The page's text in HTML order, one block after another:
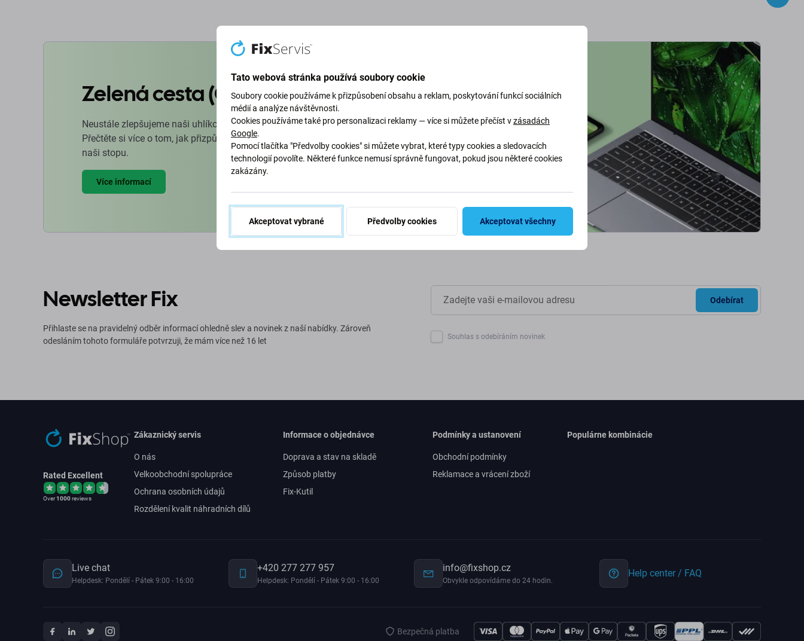
Zelená cesta (Going Green)
Neustále zlepšujeme naši uhlíkovou stopu, abychom chránili naši planetu.
Přečtěte si více o tom, jak přizpůsobujeme naše procesy, abychom snížili
naši stopu.
Více informací
Newsletter Fix
Přihlaste se na pravidelný odběr informací ohledně slev a novinek z naší nabídky. Zároveň
odesláním tohoto formuláře potvrzuji, že mám více než 16 let
Odebírat
Souhlas s odebíráním novinek
Rated Excellent
Over1000reviews
Zákaznický servis
O nás
Velkoobchodní spolupráce
Ochrana osobních údajů
Rozdělení kvalit náhradních dílů
Informace o objednávce
Doprava a stav na skladě
Způsob platby
Fix-Kutil
Podmínky a ustanovení
Obchodní podmínky
Reklamace a vrácení zboží
Populárne kombinácie
Live chat
Helpdesk: Pondělí - Pátek 9:00 - 16:00
+420 277 277 957
Helpdesk: Pondělí - Pátek 9:00 - 16:00
info@fixshop.cz
Obvykle odpovídáme do 24 hodin.
Help center / FAQ
Bezpečná platba
Tato webová stránka používá soubory cookie
Soubory cookie používáme k přizpůsobení obsahu a reklam, poskytování funkcí sociálních
médií a analýze návštěvnosti.
Cookies používáme také pro personalizaci reklamy — více si můžete přečíst vzásadách
Google.
Pomocí tlačítka "Předvolby cookies" si můžete vybrat, které typy cookies a sledovacích
technologií povolíte. Některé funkce nemusí správně fungovat, pokud jsou některé cookies
zakázány.
Akceptovat vybrané Předvolby cookies Akceptovat všechny